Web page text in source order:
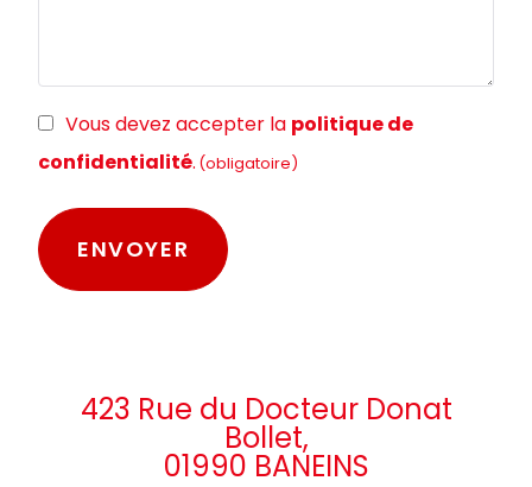
RGPDVous devez accepter la politique de
confidentialité. (obligatoire)
423 Rue du Docteur Donat
Bollet,
01990 BANEINS